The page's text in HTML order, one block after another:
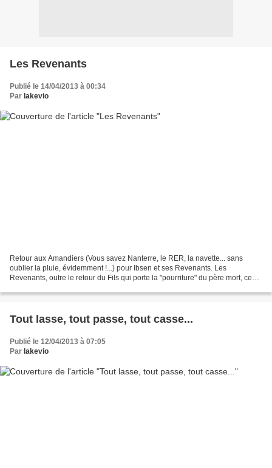
Les Revenants
Publié le 14/04/2013 à 00:34
Par lakevio
Retour aux Amandiers (Vous savez Nanterre, le RER, la navette... sans
oublier la pluie, évidemment !...) pour Ibsen et ses Revenants. Les
Revenants, outre le retour du Fils qui porte la "pourriture" du père mort, ce
Tout lasse, tout passe, tout casse...
Publié le 12/04/2013 à 07:05
Par lakevio